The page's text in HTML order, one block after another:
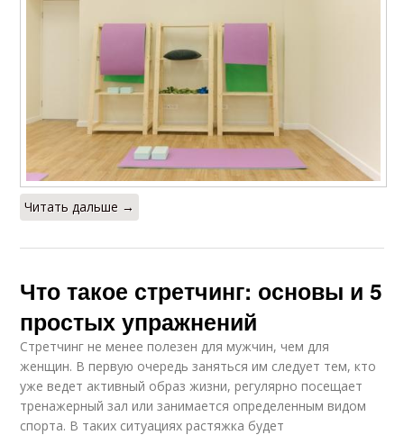
Читать дальше →
Что такое стретчинг: основы и 5
простых упражнений
Стретчинг не менее полезен для мужчин, чем для
женщин. В первую очередь заняться им следует тем, кто
уже ведет активный образ жизни, регулярно посещает
тренажерный зал или занимается определенным видом
спорта. В таких ситуациях растяжка будет